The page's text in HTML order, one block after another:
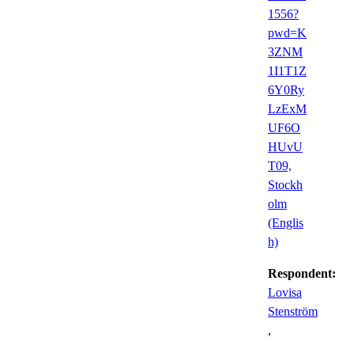
1556?
pwd=K
3ZNM
1I1T1Z
6Y0Ry
LzExM
UF6O
HUvU
T09,
Stockh
olm
(Englis
h)
Respondent:
Lovisa
Stenström
,